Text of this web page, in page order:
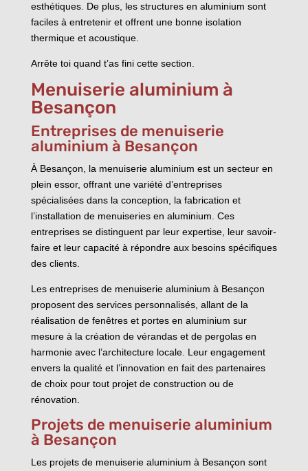
esthétiques. De plus, les structures en aluminium sont
faciles à entretenir et offrent une bonne isolation
thermique et acoustique.
Arrête toi quand t’as fini cette section.
Menuiserie aluminium à
Besançon
Entreprises de menuiserie
aluminium à Besançon
À Besançon, la menuiserie aluminium est un secteur en
plein essor, offrant une variété d’entreprises
spécialisées dans la conception, la fabrication et
l’installation de menuiseries en aluminium. Ces
entreprises se distinguent par leur expertise, leur savoir-
faire et leur capacité à répondre aux besoins spécifiques
des clients.
Les entreprises de menuiserie aluminium à Besançon
proposent des services personnalisés, allant de la
réalisation de fenêtres et portes en aluminium sur
mesure à la création de vérandas et de pergolas en
harmonie avec l’architecture locale. Leur engagement
envers la qualité et l’innovation en fait des partenaires
de choix pour tout projet de construction ou de
rénovation.
Projets de menuiserie aluminium
à Besançon
Les projets de menuiserie aluminium à Besançon sont